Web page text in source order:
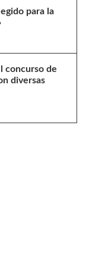
para la
concurso de
diversas